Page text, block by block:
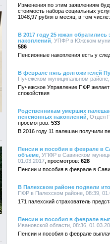
Изменения по этим заявлениям
стоимость набора социальных
1048,97 рубля в месяц, в том числе:
В 2017 году 25 южан
накоплений , УПФР в Южском
586
Пенсионные накопления есть у
В феврале пять долгожителей
Пучежском муниципальном
Пучежское Управление ПФР
спокойствия
Родственникам умерших
пенсионных накоплений , Отдел
533
В 2016 году 11 палешан получили
Пенсии и пособия в феврале в
объеме , УПФР в Савинском
01.03.2017
628
Пенсии и пособия в феврале в
В Палехском районе подвели
ПФР в Палехском районе, 08:39,
171 палехский страхователь
Пенсии и пособия в феврале
Ивановской области, 08:36,
Пенсии и пособия в феврале